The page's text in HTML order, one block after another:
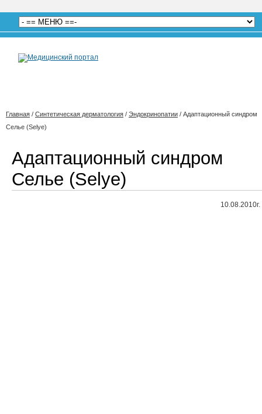
Главная / Синтетическая дерматология / Эндокринопатии / Адаптационный синдром
Селье (Selye)
Адаптационный синдром
Селье (Selye)
10.08.2010г.